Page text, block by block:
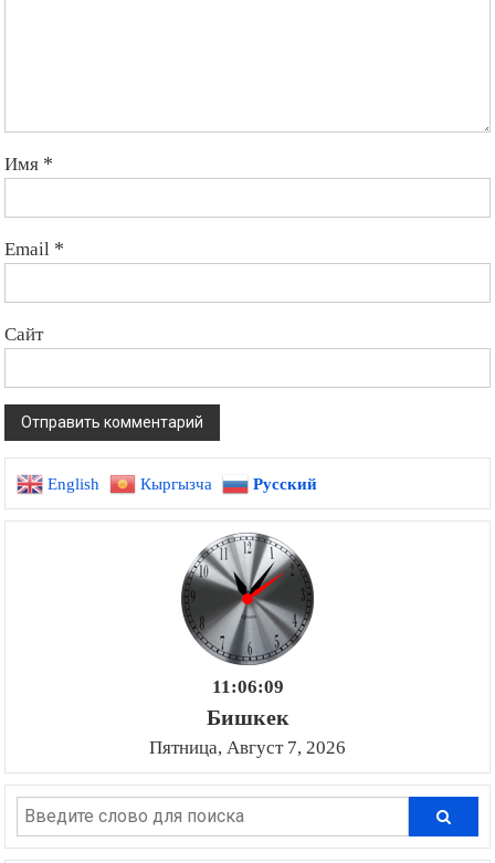
Имя *
Email *
Сайт
English Кыргызча Русский
11:06:10
Бишкек
Пятница, Август 7, 2026